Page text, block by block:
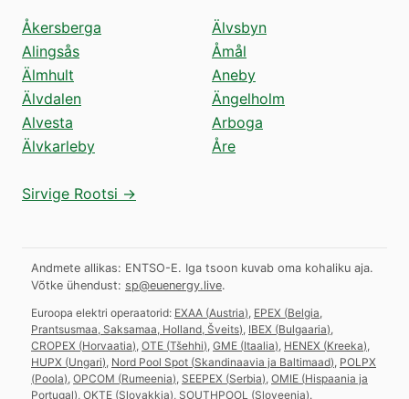
Åkersberga
Alingsås
Älmhult
Älvdalen
Alvesta
Älvkarleby
Älvsbyn
Åmål
Aneby
Ängelholm
Arboga
Åre
Sirvige Rootsi →
Andmete allikas: ENTSO-E. Iga tsoon kuvab oma kohaliku aja.
Võtke ühendust: sp@euenergy.live.
Euroopa elektri operaatorid: EXAA (Austria) EPEX (Belgia,
Prantsusmaa, Saksamaa, Holland, Šveits) IBEX (Bulgaaria)
CROPEX (Horvaatia) OTE (Tšehhi) GME (Itaalia) HENEX (Kreeka)
HUPX (Ungari) Nord Pool Spot (Skandinaavia ja Baltimaad) POLPX
(Poola) OPCOM (Rumeenia) SEEPEX (Serbia) OMIE (Hispaania ja
Portugal) OKTE (Slovakkia) SOUTHPOOL (Sloveenia).